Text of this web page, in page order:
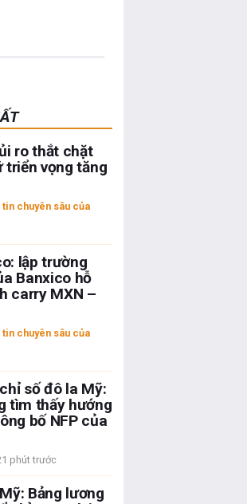
ro thắt chặt
triển vọng tăng
tin chuyên sâu của
lập trường
Banxico hỗ
carry MXN –
tin chuyên sâu của
số đô la Mỹ:
tìm thấy hướng
bố NFP của
phút trước
Bảng lương